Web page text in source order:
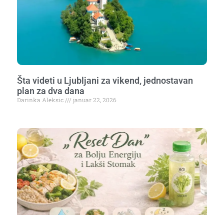
Šta videti u Ljubljani za vikend, jednostavan
plan za dva dana
Darinka Aleksic januar 22, 2026